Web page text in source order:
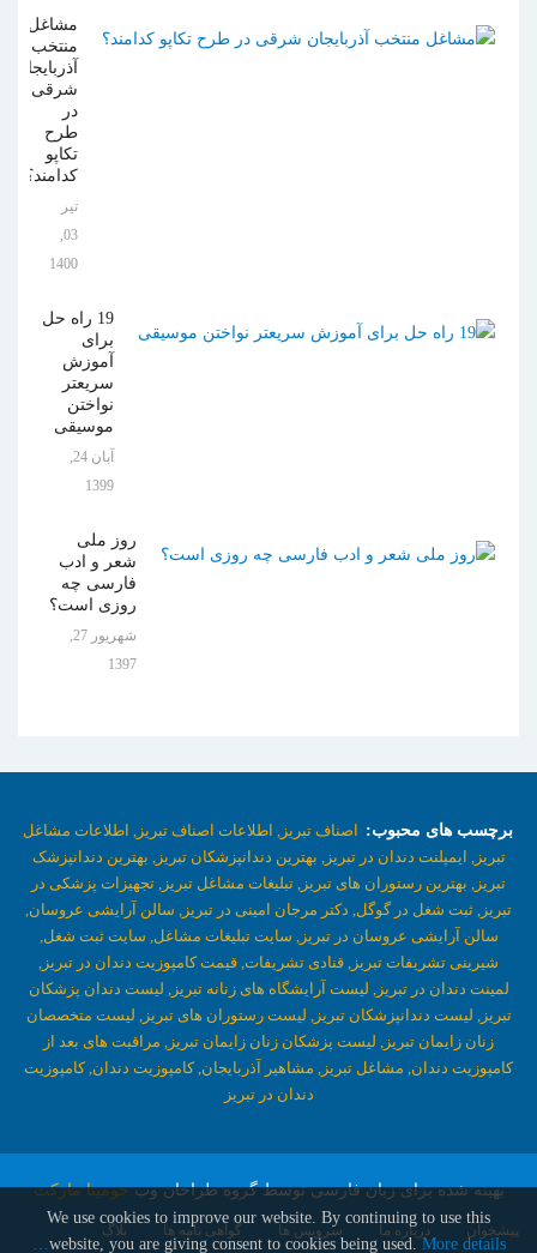
مشاغل
منتخب
آذربایجان
شرقی
در
طرح
تکاپو
کدامند؟
تیر
03,
1400
19 راه حل
برای
آموزش
سریعتر
نواختن
موسیقی
آبان 24,
1399
روز ملی
شعر و ادب
فارسی چه
روزی است؟
شهریور 27,
1397
برچسب های محبوب: اصناف تبریز, اطلاعات اصناف تبریز, اطلاعات مشاغل
تبریز, ایمپلنت دندان در تبریز, بهترین دندانپزشکان تبریز, بهترین دندانپزشک
تبریز, بهترین رستوران های تبریز, تبلیغات مشاغل تبریز, تجهیزات پزشکی در
تبریز, ثبت شغل در گوگل, دکتر مرجان امینی در تبریز, سالن آرایشی عروسان,
سالن آرایشی عروسان در تبریز, سایت تبلیغات مشاغل, سایت ثبت شغل,
شیرینی تشریفات تبریز, قنادی تشریفات, قیمت کامپوزیت دندان در تبریز,
لمینت دندان در تبریز, لیست آرایشگاه های زنانه تبریز, لیست دندان پزشکان
تبریز, لیست دندانپزشکان تبریز, لیست رستوران های تبریز, لیست متخصصان
زنان زایمان تبریز, لیست پزشکان زنان زایمان تبریز, مراقبت های بعد از
کامپوزیت دندان, مشاغل تبریز, مشاهیر آذربایجان, کامپوزیت دندان, کامپوزیت
دندان در تبریز
بهینه شده برای زبان فارسی توسط گروه طراحان وبجومینا مارکت
پیشخوان درباره ما سرویس ها گواهی نامه ها
بلاگ
We use cookies to improve our website. By continuing to use this
website, you are giving consent to cookies being used.More details…